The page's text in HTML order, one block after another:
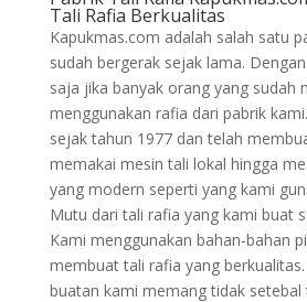
Tali Rafia Berkualitas
Kapukmas.com adalah salah satu
sudah bergerak sejak lama.
saja jika banyak orang yang sudah
menggunakan rafia dari pabrik
sejak tahun 1977 dan telah
memakai mesin tali lokal hingga
yang modern seperti yang kami
Mutu dari tali rafia yang kami buat
Kami menggunakan bahan-bahan
membuat tali rafia yang
buatan kami memang tidak setebal